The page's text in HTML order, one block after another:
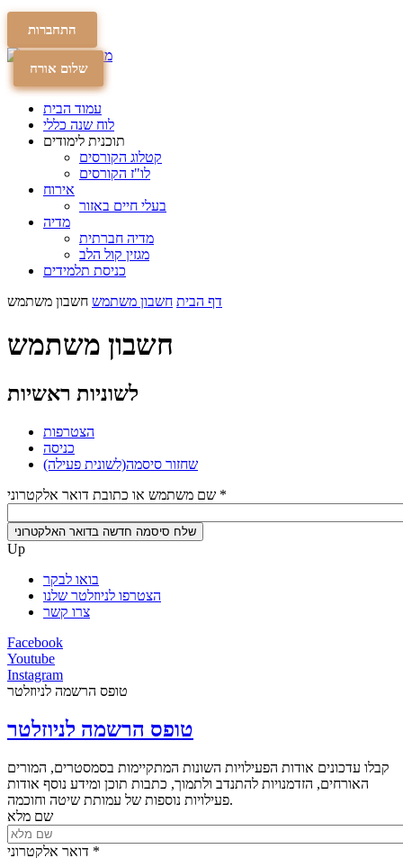
תרומה
התחברות
עמוד הבית
לוח שנה כללי
תוכנית לימודים
קטלוג הקורסים
לו"ז הקורסים
אירוח
בעלי חיים באזור
מדיה
מדיה חברתית
מגזין קול הלב
כניסת תלמידים
דף הבית חשבון משתמש חשבון משתמש
חשבון משתמש
לשוניות ראשיות
הצטרפות
כניסה
שחזור סיסמה(לשונית פעילה)
*
Up
בואו לבקר
הצטרפו לניוזלטר שלנו
צרו קשר
תרומה
Facebook
Youtube
Instagram
שלום אורח
טופס הרשמה לניוזלטר
טופס הרשמה לניוזלטר
קבלו עדכונים אודות הפעילויות השונות המתקיימות בסמסטרים, המורים
האורחים, הזדמנויות להתנדב ולתמוך, כתבות תוכן ומידע נוסף אודות
פעילויות נוספות של עמותת שיטה וחוכמה.
שם מלא
*